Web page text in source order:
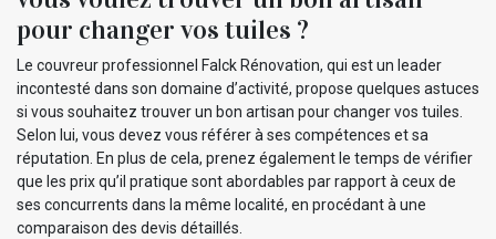
pour changer vos tuiles ?
Le couvreur professionnel Falck Rénovation, qui est un leader
incontesté dans son domaine d’activité, propose quelques astuces
si vous souhaitez trouver un bon artisan pour changer vos tuiles.
Selon lui, vous devez vous référer à ses compétences et sa
réputation. En plus de cela, prenez également le temps de vérifier
que les prix qu’il pratique sont abordables par rapport à ceux de
ses concurrents dans la même localité, en procédant à une
comparaison des devis détaillés.